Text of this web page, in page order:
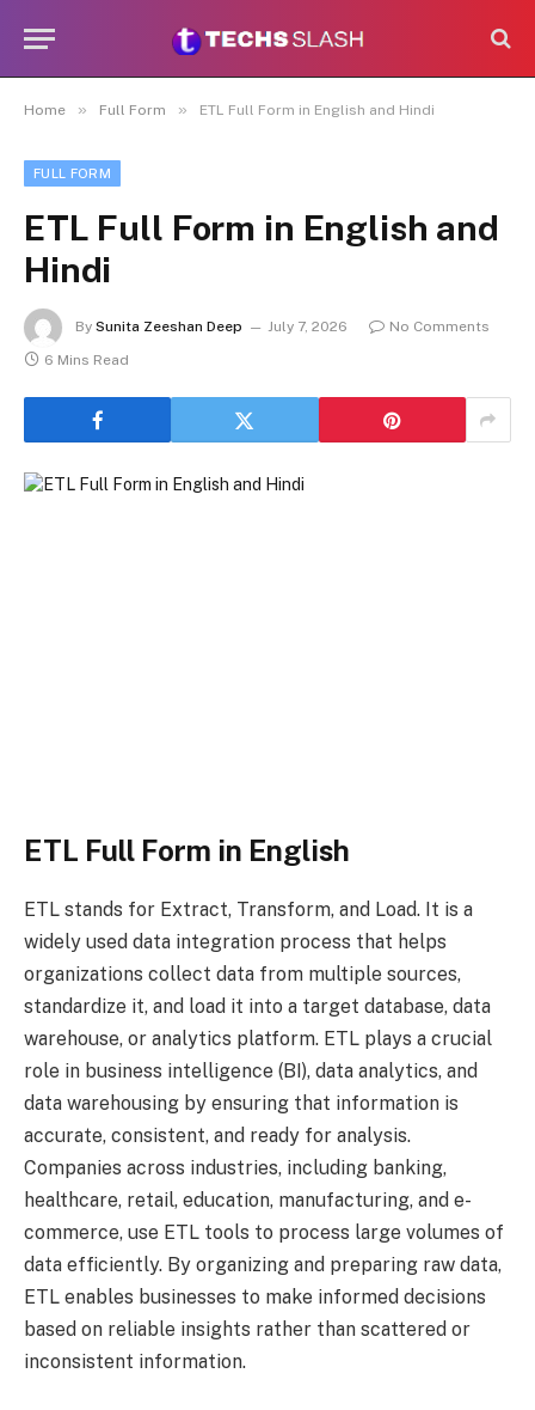
Home » Full Form » ETL Full Form in English and Hindi
FULL FORM
ETL Full Form in English and
Hindi
By Sunita Zeeshan Deep July 7, 2026
No Comments
6 Mins Read
ETL Full Form in English
ETL stands for Extract, Transform, and Load. It is a
widely used data integration process that helps
organizations collect data from multiple sources,
standardize it, and load it into a target database, data
warehouse, or analytics platform. ETL plays a crucial
role in business intelligence (BI), data analytics, and
data warehousing by ensuring that information is
accurate, consistent, and ready for analysis.
Companies across industries, including banking,
healthcare, retail, education, manufacturing, and e-
commerce, use ETL tools to process large volumes of
data efficiently. By organizing and preparing raw data,
ETL enables businesses to make informed decisions
based on reliable insights rather than scattered or
inconsistent information.